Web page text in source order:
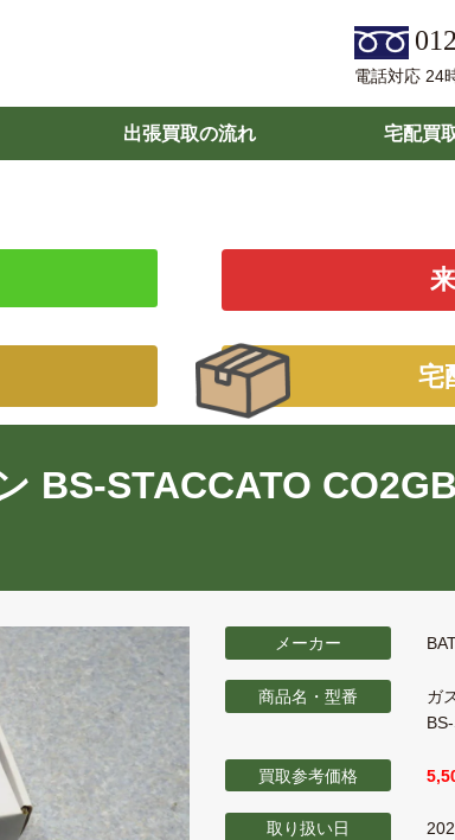
電話対応 24
出張買取の流れ 宅配買
宅
BS-STACCATO
メーカー
商品名・型番
ガ
買取参考価格
取り扱い日